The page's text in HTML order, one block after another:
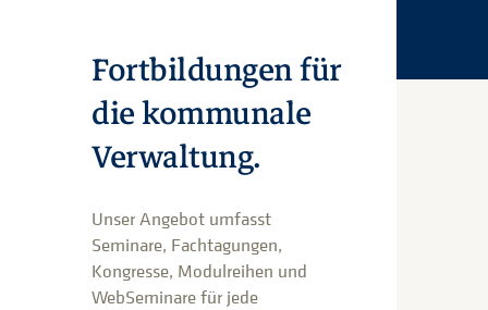
Fortbildungen für
die kommunale
Verwaltung.
Unser Angebot umfasst
Seminare, Fachtagungen,
Kongresse, Modulreihen und
WebSeminare für jede